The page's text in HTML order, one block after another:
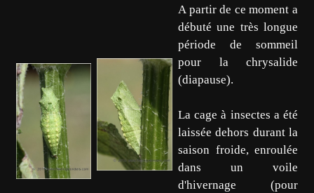
A partir de ce moment a
débuté une très longue
période de sommeil
pour la chrysalide
(diapause).
La cage à insectes a été
laissée dehors durant la
saison froide, enroulée
dans un voile
d'hivernage (pour